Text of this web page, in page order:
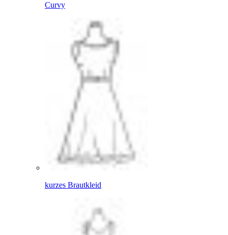
Curvy
kurzes Brautkleid